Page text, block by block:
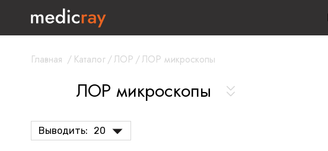
Главная / Каталог/ЛОР /ЛОР микроскопы
ЛОР микроскопы
Выводить: 20